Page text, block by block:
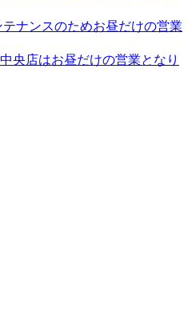
ナンスのためお昼だけの営業
央店はお昼だけの営業となり